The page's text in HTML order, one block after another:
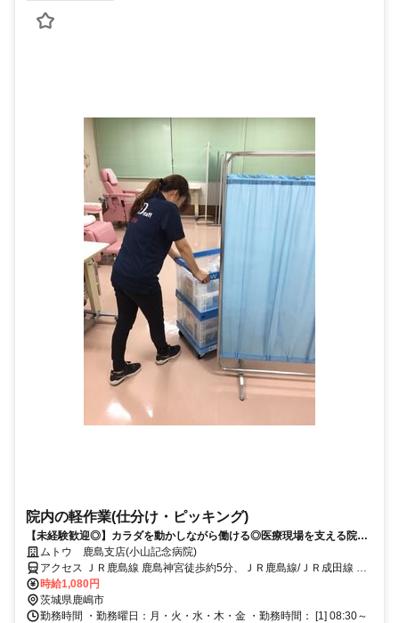
院内の軽作業(仕分け・ピッキング)
【未経験歓迎◎】カラダを動かしながら働ける◎医療現場を支える院内
配送・物品管理スタッフ募集！！
ムトウ 鹿島支店(小山記念病院)
アクセス ＪＲ鹿島線 鹿島神宮徒歩約5分、ＪＲ鹿島線/ＪＲ成田線 鹿
島神宮徒歩約5分 「鹿島神宮」駅より徒歩10分
時給1,080円
茨城県鹿嶋市
勤務時間 ・勤務曜日：月・火・水・木・金 ・勤務時間： [1] 08:30～